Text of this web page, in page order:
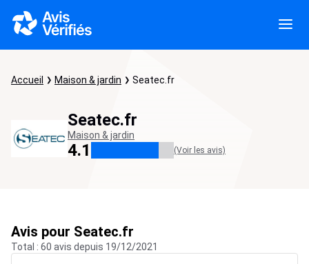
Accueil Maison & jardin Seatec.fr
Seatec.fr
Maison & jardin
4.1 (Voir les avis)
Avis pour Seatec.fr
Total : 60 avis depuis 19/12/2021